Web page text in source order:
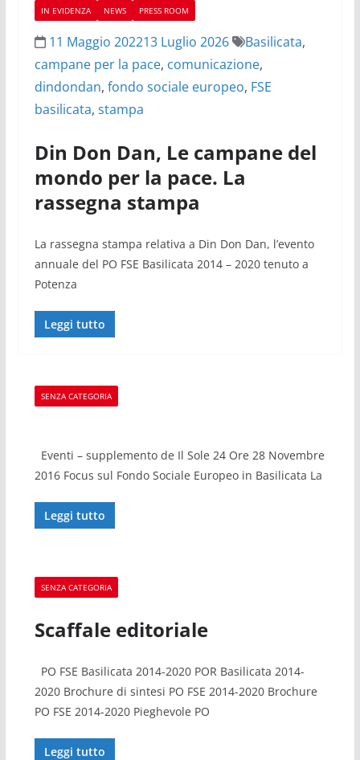
IN EVIDENZA NEWS PRESS ROOM
11 Maggio 202213 Luglio 2026 Basilicata,
campane per la pace, comunicazione,
dindondan, fondo sociale europeo, FSE
basilicata, stampa
Din Don Dan, Le campane del
mondo per la pace. La
rassegna stampa
La rassegna stampa relativa a Din Don Dan, l’evento
annuale del PO FSE Basilicata 2014 – 2020 tenuto a
Potenza
Leggi tutto
SENZA CATEGORIA
Eventi – supplemento de Il Sole 24 Ore 28 Novembre
2016 Focus sul Fondo Sociale Europeo in Basilicata La
Leggi tutto
SENZA CATEGORIA
Scaffale editoriale
PO FSE Basilicata 2014-2020 POR Basilicata 2014-
2020 Brochure di sintesi PO FSE 2014-2020 Brochure
PO FSE 2014-2020 Pieghevole PO
Leggi tutto